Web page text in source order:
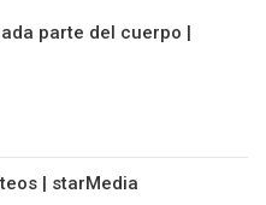
parte del cuerpo |
| starMedia